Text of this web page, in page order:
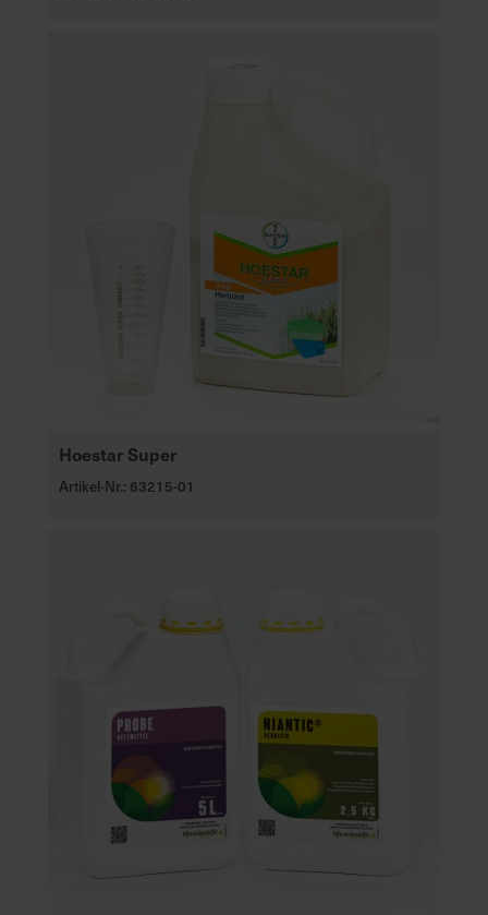
Hoestar Super
Artikel-Nr.: 63215-01